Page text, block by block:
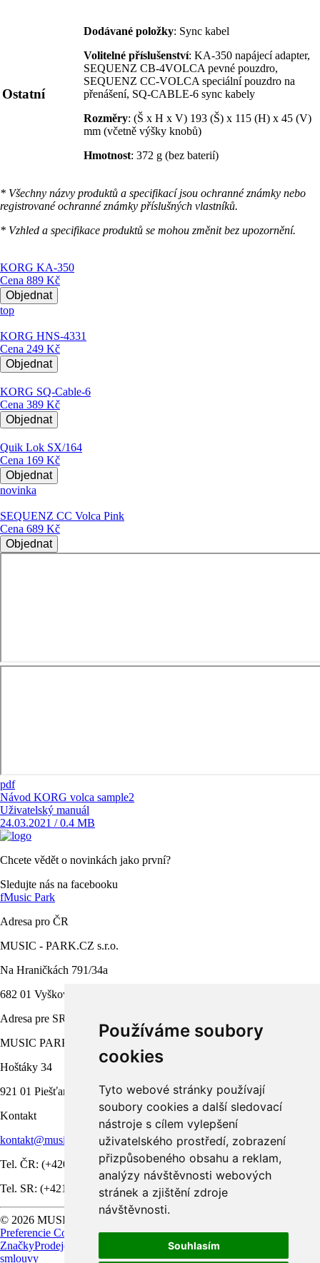
Používáme soubory
cookies
Tyto webové stránky používají
soubory cookies a další sledovací
nástroje s cílem vylepšení
uživatelského prostředí, zobrazení
přizpůsobeného obsahu a reklam,
analýzy návštěvnosti webových
stránek a zjištění zdroje
návštěvnosti.
Souhlasím
Ostatní
Dodávané položky: Sync kabel
Volitelné příslušenství: KA-350 napájecí adapter,
SEQUENZ CB-4VOLCA pevné pouzdro,
SEQUENZ CC-VOLCA speciální pouzdro na
přenášení, SQ-CABLE-6 sync kabely
Rozměry: (Š x H x V) 193 (Š) x 115 (H) x 45 (V)
mm (včetně výšky knobů)
Hmotnost: 372 g (bez baterií)
* Všechny názvy produktů a specifikací jsou ochranné známky nebo
registrované ochranné známky příslušných vlastníků.
* Vzhled a specifikace produktů se mohou změnit bez upozornění.
KORG KA-350
Cena 889 Kč
Objednat
top
KORG HNS-4331
Cena 249 Kč
Objednat
KORG SQ-Cable-6
Cena 389 Kč
Objednat
Quik Lok SX/164
Cena 169 Kč
Objednat
novinka
SEQUENZ CC Volca Pink
Cena 689 Kč
Objednat
pdf
Návod KORG volca sample2
Uživatelský manuál
24.03.2021 / 0.4 MB
Chcete vědět o novinkách jako první?
Sledujte nás na facebooku
fMusic Park
Adresa pro ČR
MUSIC - PARK.CZ s.r.o.
Na Hraničkách 791/34a
682 01 Vyškov
Adresa pre SR
MUSIC PARK, s.r.o.
Hoštáky 34
921 01 Piešťany
Kontakt
kontakt@music-park.cz
Tel. ČR: (+420) 517 333 993
Tel. SR: (+421) 33 7733 561
© 2026 MUSIC - PARK.CZ s.r.o. Všechna práva vyhrazena |
Preferencie Cookies
ZnačkyProdejci O FirměKontaktNávody
smlouvy